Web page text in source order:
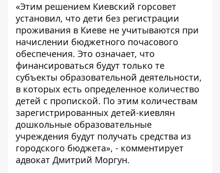
«Этим решением Киевский горсовет
установил, что дети без регистрации
проживания в Киеве не учитываются при
начислении бюджетного почасового
обеспечения. Это означает, что
финансироваться будут только те
субъекты образовательной деятельности,
в которых есть определенное количество
детей с пропиской. По этим количествам
зарегистрированных детей-киевлян
дошкольные образовательные
учреждения будут получать средства из
городского бюджета», - комментирует
адвокат Дмитрий Моргун.